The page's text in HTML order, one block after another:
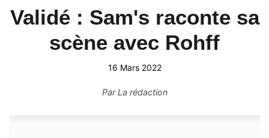
Validé : Sam's raconte sa
scène avec Rohff
16 Mars 2022
ParLa rédaction